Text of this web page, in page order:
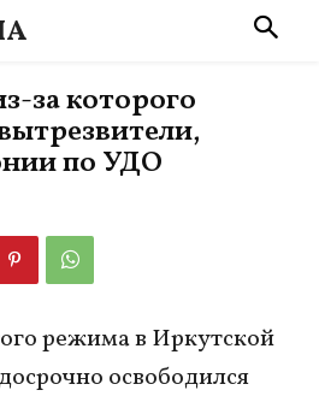
за которого
по УДО
режима в Иркутской
освободился